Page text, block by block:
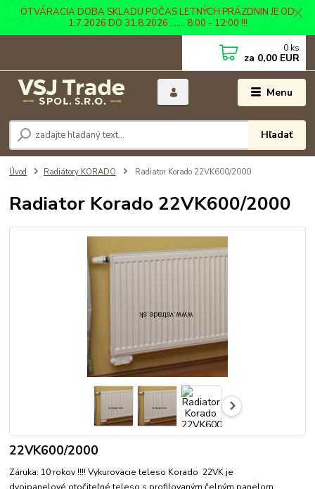
OTVÁRACIA DOBA SKLADU POČAS LETNÝCH PRÁZDNIN JE OD
1.7.2026 DO 31.8.2026 ....... 8:00 - 12:00 !!!
Menu
Hľadať
0 ks
za 0,00 EUR
Úvod Radiátory KORADO Radiator Korado 22VK600/2000
Radiator Korado 22VK600/2000
22VK600/2000
Záruka: 10 rokov !!!! Vykurovacie teleso Korado 22VK je